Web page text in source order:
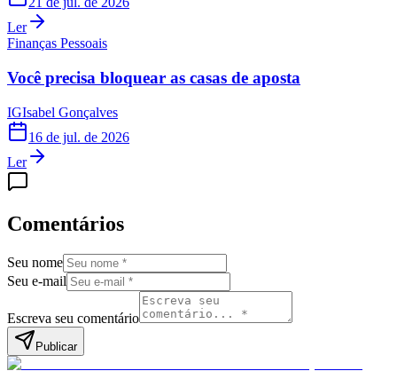
Ler
Finanças Pessoais
Você precisa bloquear as casas de aposta
IGIsabel Gonçalves
16 de jul. de 2026
Ler
Comentários
Seu nome
Seu e-mail
Escreva seu comentário
Publicar